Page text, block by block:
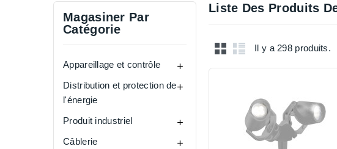
Magasiner Par
Catégorie
Appareillage et contrôle 
Distribution et protection de
l'énergie

Produit industriel 
Câblerie 
Liste Des Produits
Il y a 298 produits.